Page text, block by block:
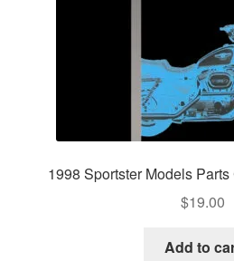
1998 Sportster Models
$19.00
Add to